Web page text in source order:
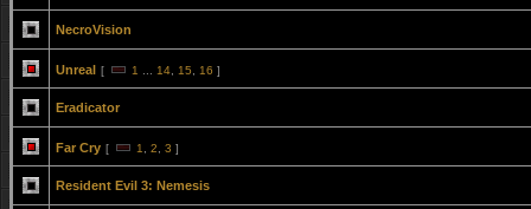
NecroVision
Unreal [ 1 14 15 16 ]
Eradicator
Far Cry [ 1 2 3 ]
Resident Evil 3: Nemesis